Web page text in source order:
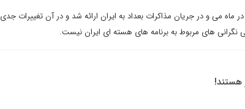
می و در جریان مذاکرات بعداد به ایران ارائه شد و در آن تغییرات جدی
های مربوط به برنامه های هسته ای ایران نیست.
هستند!